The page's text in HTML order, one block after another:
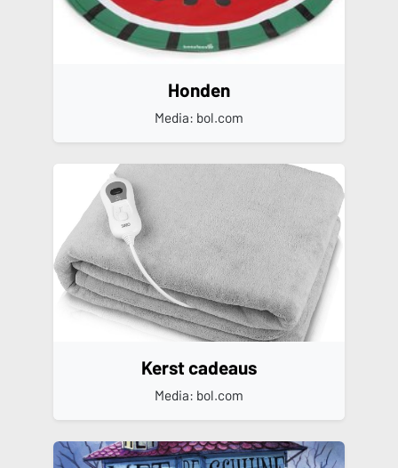
Honden
Media: bol.com
Kerst cadeaus
Media: bol.com